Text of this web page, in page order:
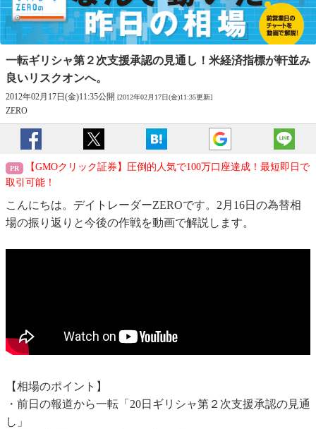
一転ギリシャ第２次支援承認の見通し！ 米経済指標が軒並み
良いリスクオンへ。
2012年02月17日(金)11:35公開 [2012年02月17日(金)11:35更新]
ZERO
【GMOクリック証券】圧倒的人気で100万口座達成！最短即日で
取引可能！
こんにちは。デイトレーダーZEROです。2月16日の為替相
場の振り返りと今後の作戦を動画で解説します。
【相場のポイント】
・前日の報道から一転「20日ギリシャ第２次支援承認の見通
し」